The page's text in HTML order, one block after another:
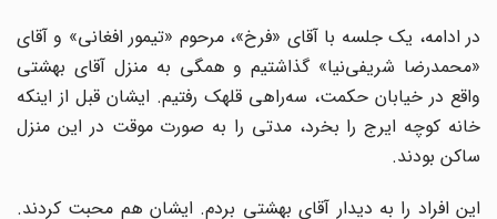
در ادامه، یک جلسه با آقای «فرخ»، مرحوم «تیمور افغانی» و آقای
«محمدرضا شریفی‌نیا» گذاشتیم و همگی به منزل آقای بهشتی
واقع در خیابان حکمت، سه‌راهی قلهک رفتیم. ایشان قبل از اینکه
خانه کوچه ایرج را بخرد، مدتی را به صورت موقت در این منزل
ساکن بودند.
این افراد را به دیدار آقای بهشتی بردم. ایشان هم محبت کردند.